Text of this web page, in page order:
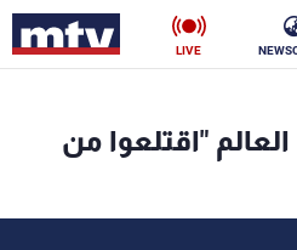
LIVE
"اقتلعوا من
ناس